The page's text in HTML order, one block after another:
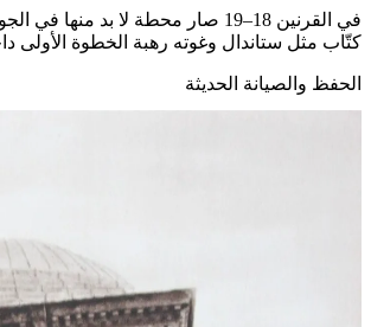
في القرنين 18–19 صار محطة لا بد
كتّاب مثل ستاندال وغوته رهبة الخطوة الأولى
الحفظ والصيانة الحديثة